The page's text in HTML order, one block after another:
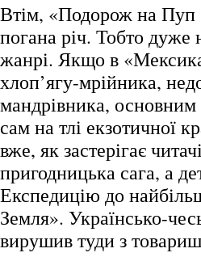
Втім, «Подорож на Пуп
погана річ. Тобто дуже
жанрі. Якщо в
хлоп’ягу-мрійника,
мандрівника, основним
сам на тлі екзотичної
вже, як застерігає
пригодницька сага, а
Експедицію до
Земля». Українсько-
вирушив туди з